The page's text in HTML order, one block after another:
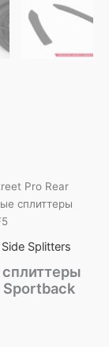
Pro Rear
сплиттеры
Splitters
Sportback